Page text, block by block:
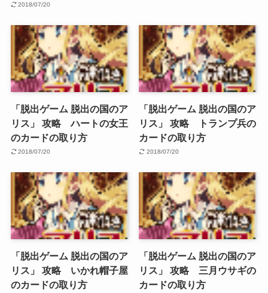
2018/07/20
「脱出ゲーム 脱出の国のア
リス」 攻略 ハートの女王
のカードの取り方
2018/07/20
「脱出ゲーム 脱出の国のア
リス」 攻略 トランプ兵の
カードの取り方
2018/07/20
「脱出ゲーム 脱出の国のア
リス」 攻略 いかれ帽子屋
のカードの取り方
「脱出ゲーム 脱出の国のア
リス」 攻略 三月ウサギの
カードの取り方